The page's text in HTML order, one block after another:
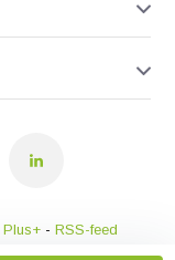
Plus+- RSS-feed